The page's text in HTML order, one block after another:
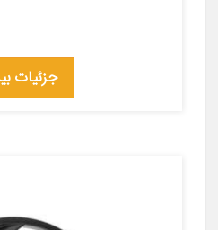
جزئیات